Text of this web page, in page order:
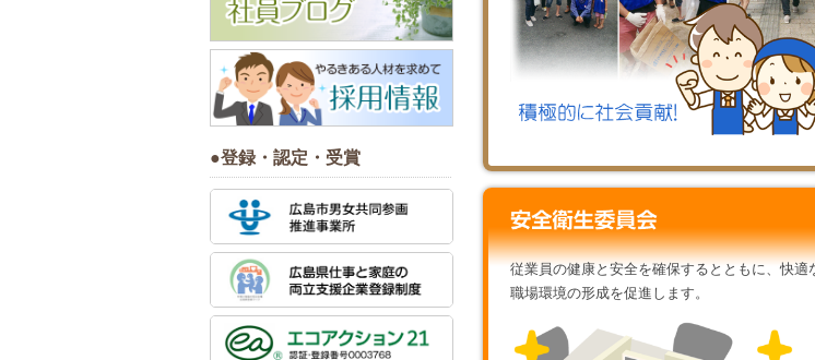
従業員の健康と安全を確保するとともに、快適
職場環境の形成を促進します。
●登録・認定・受賞